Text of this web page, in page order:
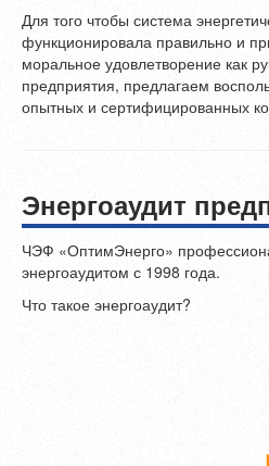
Для того чтобы система
функционировала правильно и
моральное удовлетворение как
предприятия, предлагаем
опытных и сертифицированных
Энергоаудит
ЧЭФ «ОптимЭнерго»
энергоаудитом с 1998 года.
Что такое энергоаудит?